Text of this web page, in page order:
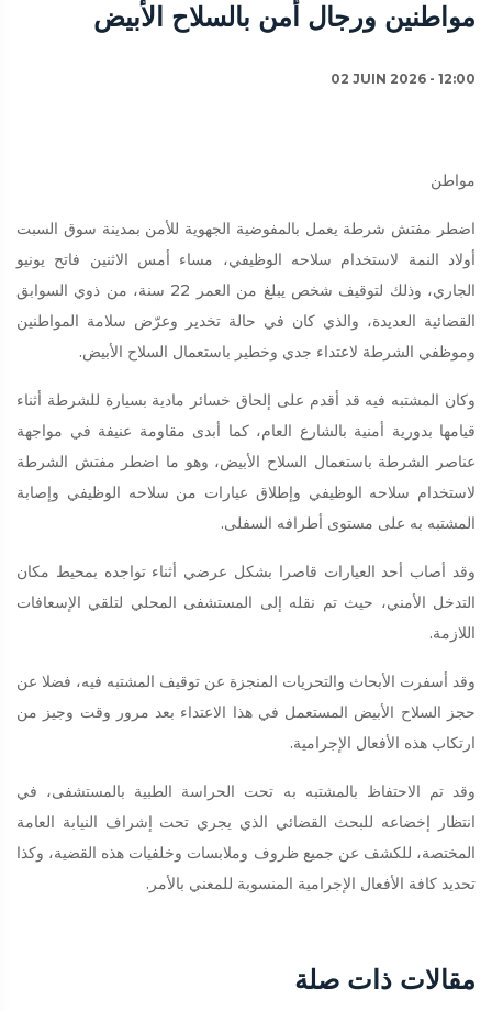
مواطنين ورجال أمن بالسلاح الأبيض
02 JUIN 2026 - 12:00
مواطن
اضطر مفتش شرطة يعمل بالمفوضية الجهوية للأمن بمدينة سوق السبت
أولاد النمة لاستخدام سلاحه الوظيفي، مساء أمس الاثنين فاتح يونيو
الجاري، وذلك لتوقيف شخص يبلغ من العمر 22 سنة، من ذوي السوابق
القضائية العديدة، والذي كان في حالة تخدير وعرّض سلامة المواطنين
وموظفي الشرطة لاعتداء جدي وخطير باستعمال السلاح الأبيض.
وكان المشتبه فيه قد أقدم على إلحاق خسائر مادية بسيارة للشرطة أثناء
قيامها بدورية أمنية بالشارع العام، كما أبدى مقاومة عنيفة في مواجهة
عناصر الشرطة باستعمال السلاح الأبيض، وهو ما اضطر مفتش الشرطة
لاستخدام سلاحه الوظيفي وإطلاق عيارات من سلاحه الوظيفي وإصابة
المشتبه به على مستوى أطرافه السفلى.
وقد أصاب أحد العيارات قاصرا بشكل عرضي أثناء تواجده بمحيط مكان
التدخل الأمني، حيث تم نقله إلى المستشفى المحلي لتلقي الإسعافات
اللازمة.
وقد أسفرت الأبحاث والتحريات المنجزة عن توقيف المشتبه فيه، فضلا عن
حجز السلاح الأبيض المستعمل في هذا الاعتداء بعد مرور وقت وجيز من
ارتكاب هذه الأفعال الإجرامية.
وقد تم الاحتفاظ بالمشتبه به تحت الحراسة الطبية بالمستشفى، في
انتظار إخضاعه للبحث القضائي الذي يجري تحت إشراف النيابة العامة
المختصة، للكشف عن جميع ظروف وملابسات وخلفيات هذه القضية، وكذا
تحديد كافة الأفعال الإجرامية المنسوبة للمعني بالأمر.
مقالات ذات صلة